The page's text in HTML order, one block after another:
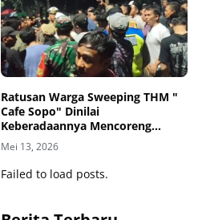
Ratusan Warga Sweeping THM "
Cafe Sopo" Dinilai
Keberadaannya Mencoreng
Wajah Pemerintah Kabupaten
Tangerang
Mei 13, 2026
Failed to load posts.